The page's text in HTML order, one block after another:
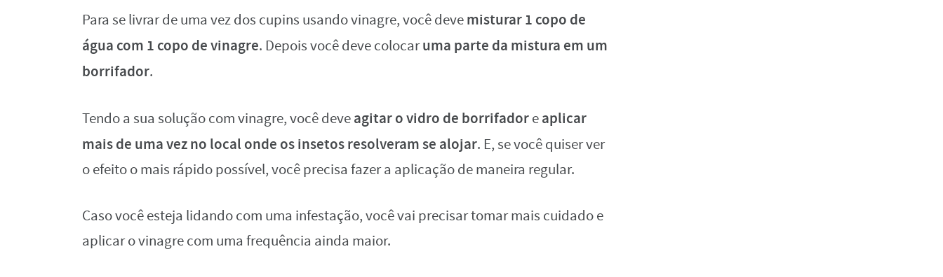
Para se livrar de uma vez dos cupins usando vinagre, você devemisturar 1 copo de
água com 1 copo de vinagre. Depois você deve colocaruma parte da mistura em um
borrifador.
Tendo a sua solução com vinagre, você deveagitar o vidro de borrifadoreaplicar
mais de uma vez no local onde os insetos resolveram se alojar. E, se você quiser ver
o efeito o mais rápido possível, você precisa fazer a aplicação de maneira regular.
Caso você esteja lidando com uma infestação, você vai precisar tomar mais cuidado e
aplicar o vinagre com uma frequência ainda maior.